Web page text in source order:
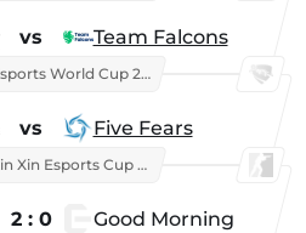
vs Team Falcons
Esports World Cup 2026
vs Five Fears
Xin Xin Esports Cup 2025
2 : 0 Good Morning